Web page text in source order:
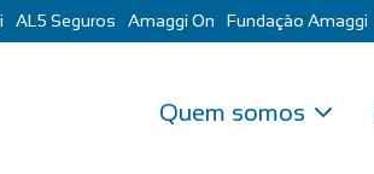
AL5 Seguros Amaggi On Fundação Amaggi
Quem somos